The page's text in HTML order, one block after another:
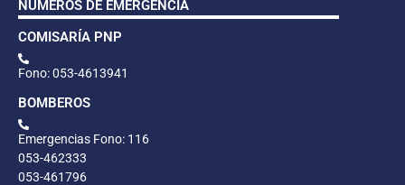
NÚMEROS DE EMERGENCIA
COMISARÍA PNP
Fono: 053-4613941
BOMBEROS
Emergencias Fono: 116
053-462333
053-461796